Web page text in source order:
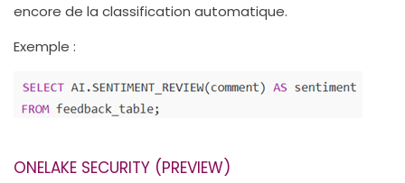
encore de la classification automatique.
Exemple :
ONELAKE SECURITY (PREVIEW)